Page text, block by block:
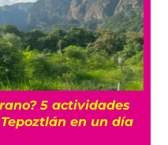
5 actividades
en un día